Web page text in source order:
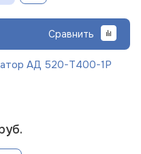
Сравнить
АД 520-Т400-1Р